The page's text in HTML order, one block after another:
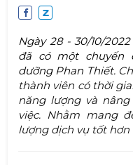
Ngày 28 - 30/10/
đã có một chuyến
dưỡng Phan Thiết.
thành viên có thời
năng lượng và
việc. Nhằm mang
lượng dịch vụ tốt